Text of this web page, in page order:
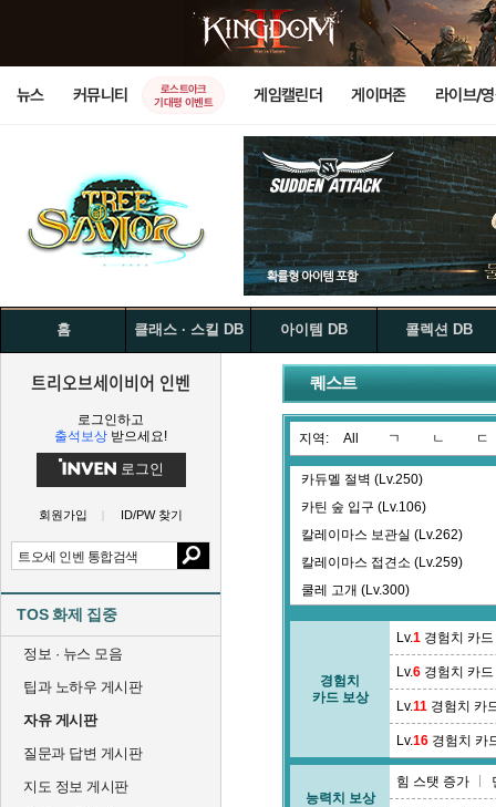
뉴스 커뮤니티
로스트아크
기대평 이벤트
게임캘린더 게이머존 라이브/
홈 클래스 · 스킬 DB 아이템 DB 콜렉션 DB
트리오브세이비어 인벤
로그인하고
출석보상 받으세요!
로그인
회원가입 ID/PW 찾기
TOS 화제 집중
정보 · 뉴스 모음
팁과 노하우 게시판
자유 게시판
질문과 답변 게시판
지도 정보 게시판
퀘스트
지역: All ㄱ ㄴ ㄷ
카듀멜 절벽 (Lv.250)
카틴 숲 입구 (Lv.106)
칼레이마스 보관실 (Lv.262)
칼레이마스 접견소 (Lv.259)
쿨레 고개 (Lv.300)
큰아귀 길 (Lv.121)
경험치
카드 보상
Lv.1 경험치 카드
Lv.6 경험치 카드
Lv.11 경험치 카
Lv.16 경험치 카
능력치 보상
힘 스탯 증가